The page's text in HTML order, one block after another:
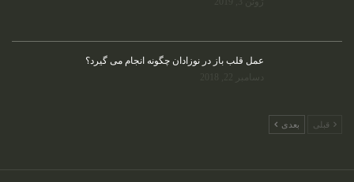
عمل قلب باز در نوزادان چگونه انجام می گیرد؟
قبلی بعدی